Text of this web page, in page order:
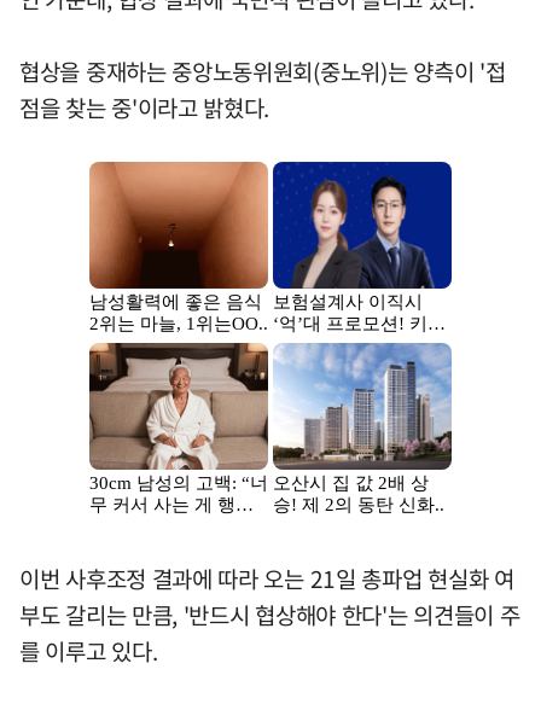
협상을 중재하는 중앙노동위원회(중노위)는 양측이 '접
점을 찾는 중'이라고 밝혔다.
이번 사후조정 결과에 따라 오는 21일 총파업 현실화 여
부도 갈리는 만큼, '반드시 협상해야 한다'는 의견들이 주
를 이루고 있다.